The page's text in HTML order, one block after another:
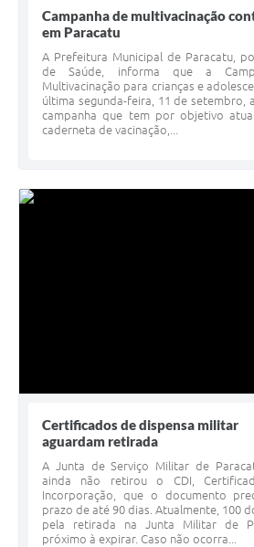
Campanha de multivacinação
em Paracatu
A Prefeitura Municipal de Paracatu,
de Saúde, informa que a
Multivacinação para crianças e
última segunda-feira, 11 de setembro,
campanha que tem por objetivo
caderneta de vacinação,...
Certificados de dispensa militar
aguardam retirada
A Junta de Serviço Militar de
ainda não retirou o CDI,
Incorporação, que o documento
prazo de até 90 dias. Atualmente, 100
pela retirada na Junta Militar de
próximo à expirar. Caso não ocorra...